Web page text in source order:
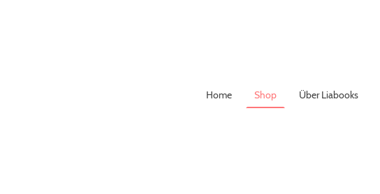
Home Shop Über Liabooks